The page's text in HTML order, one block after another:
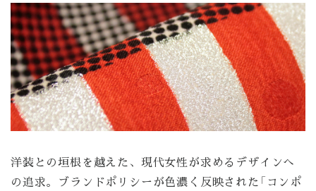
洋装との垣根を越えた、現代女性が求めるデザインへ
の追求。ブランドポリシーが色濃く反映された「コンポ